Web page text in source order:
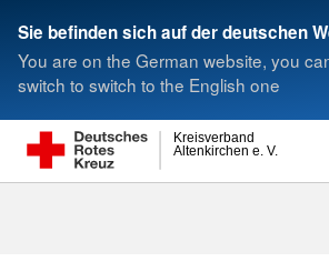
Sie befinden sich auf der deutschen
You are on the German website, you
switch to switch to the English one
Altenkirchen e. V.
Kreisverband